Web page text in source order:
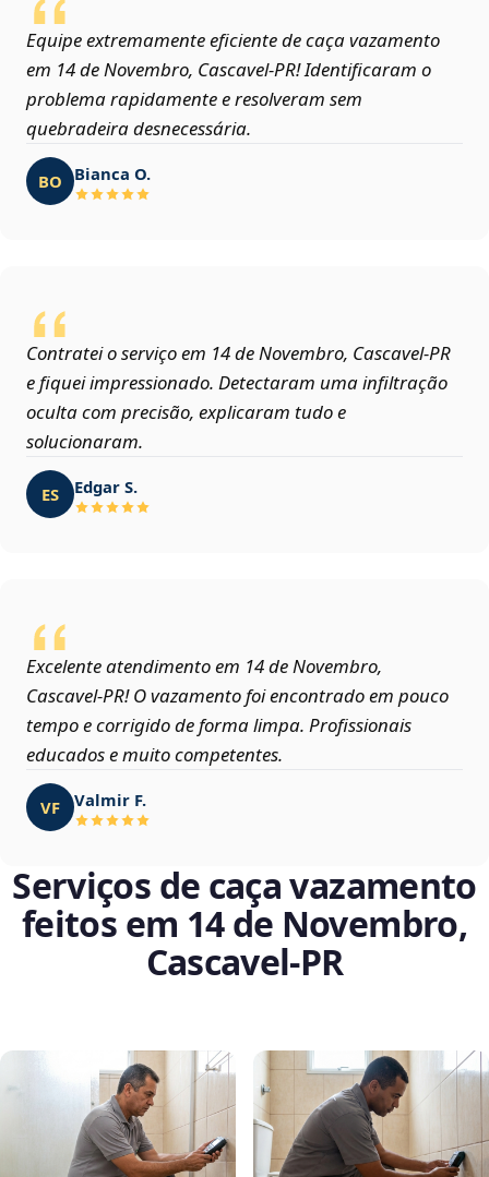
Equipe extremamente eficiente de caça vazamento
em 14 de Novembro, Cascavel‑PR! Identificaram o
problema rapidamente e resolveram sem
quebradeira desnecessária.
BO Bianca O.
Contratei o serviço em 14 de Novembro, Cascavel‑PR
e fiquei impressionado. Detectaram uma infiltração
oculta com precisão, explicaram tudo e
solucionaram.
ES Edgar S.
Excelente atendimento em 14 de Novembro,
Cascavel‑PR! O vazamento foi encontrado em pouco
tempo e corrigido de forma limpa. Profissionais
educados e muito competentes.
VF Valmir F.
Serviços de caça vazamento
feitos em 14 de Novembro,
Cascavel‑PR